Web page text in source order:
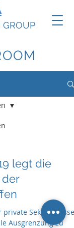
GROUP
legt die
Sektor müssen
Ausgrenzung zu